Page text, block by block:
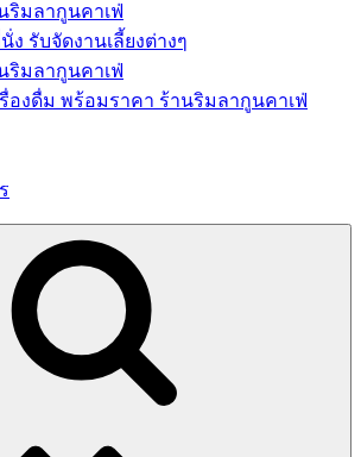
ริมลากูนคาเฟ่
ง รับจัดงานเลี้ยงต่างๆ
ริมลากูนคาเฟ่
องดื่ม พร้อมราคา ร้านริมลากูนคาเฟ่